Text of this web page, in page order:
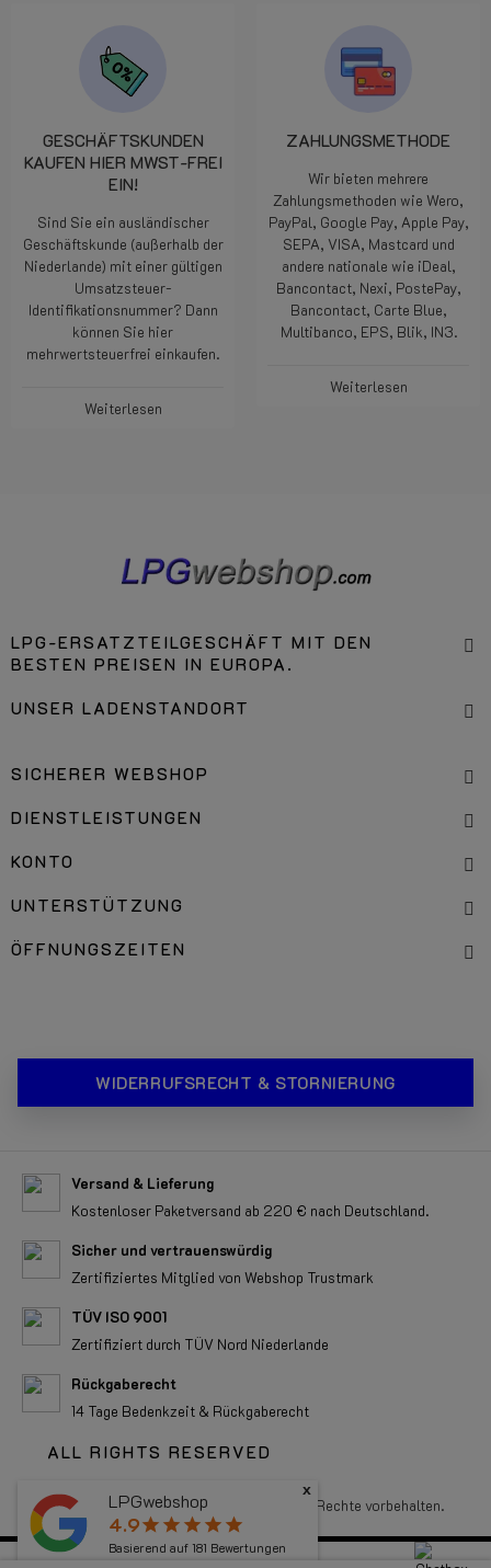
GESCHÄFTSKUNDEN
KAUFEN HIER MWST-FREI
EIN!
Sind Sie ein ausländischer
Geschäftskunde (außerhalb der
Niederlande) mit einer gültigen
Umsatzsteuer-
Identifikationsnummer? Dann
können Sie hier
mehrwertsteuerfrei einkaufen.
Weiterlesen
ZAHLUNGSMETHODE
Wir bieten mehrere
Zahlungsmethoden wie Wero,
PayPal, Google Pay, Apple Pay,
SEPA, VISA, Mastcard und
andere nationale wie iDeal,
Bancontact, Nexi, PostePay,
Bancontact, Carte Blue,
Multibanco, EPS, Blik, IN3.
Weiterlesen
LPG-ERSATZTEILGESCHÄFT MIT DEN
BESTEN PREISEN IN EUROPA.
UNSER LADENSTANDORT
SICHERER WEBSHOP
DIENSTLEISTUNGEN
KONTO
UNTERSTÜTZUNG
ÖFFNUNGSZEITEN
WIDERRUFSRECHT & STORNIERUNG
Versand & Lieferung
Kostenloser Paketversand ab 220 € nach Deutschland.
Sicher und vertrauenswürdig
Zertifiziertes Mitglied von Webshop Trustmark
TÜV ISO 9001
Zertifiziert durch TÜV Nord Niederlande
Rückgaberecht
14 Tage Bedenkzeit & Rückgaberecht
ALL RIGHTS RESERVED
Copyright 2026 LPGwebshop.com - Alle Rechte vorbehalten.
LPGwebshop
4.9star star star star star
Basierend auf 181 Bewertungen
x